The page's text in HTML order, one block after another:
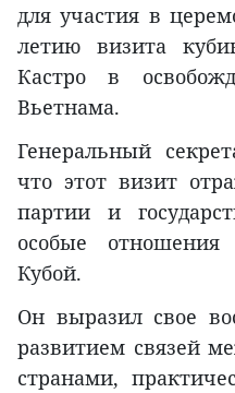
для участия в
летию визита
Кастро в
Вьетнама.
Генеральный
что этот визит
партии и
особые
Кубой.
Он выразил свое
развитием связей
странами,